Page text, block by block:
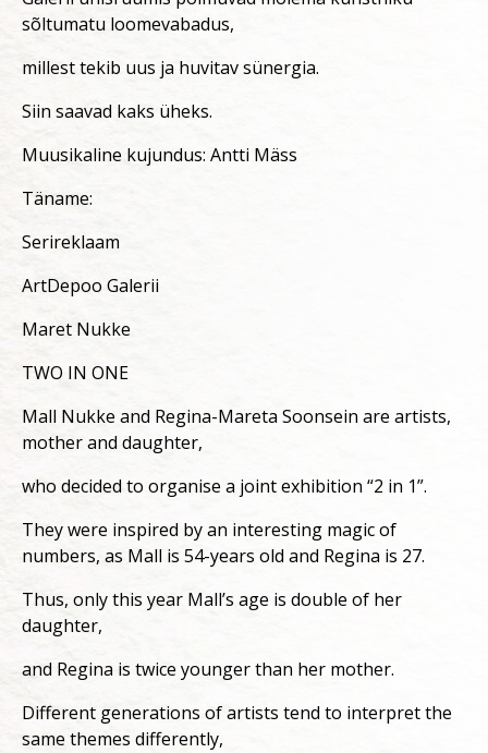
sõltumatu loomevabadus,
millest tekib uus ja huvitav sünergia.
Siin saavad kaks üheks.
Muusikaline kujundus: Antti Mäss
Täname:
Serireklaam
ArtDepoo Galerii
Maret Nukke
TWO IN ONE
Mall Nukke and Regina-Mareta Soonsein are artists,
mother and daughter,
who decided to organise a joint exhibition “2 in 1”.
They were inspired by an interesting magic of
numbers, as Mall is 54-years old and Regina is 27.
Thus, only this year Mall’s age is double of her
daughter,
and Regina is twice younger than her mother.
Different generations of artists tend to interpret the
same themes differently,